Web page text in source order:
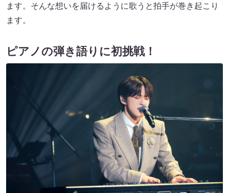
ます。そんな想いを届けるように歌うと拍手が巻き起こり
ます。
ピアノの弾き語りに初挑戦！